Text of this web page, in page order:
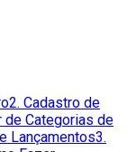
2. Cadastro de
de Categorias de
Lançamentos3.